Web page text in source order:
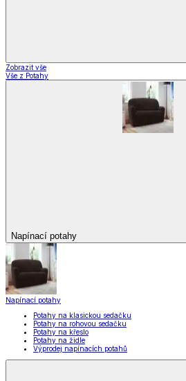
Zobrazit vše
Vše z Potahy
Napínací potahy
Napínací potahy
Potahy na klasickou sedačku
Potahy na rohovou sedačku
Potahy na křeslo
Potahy na židle
Výprodej napínacích potahů